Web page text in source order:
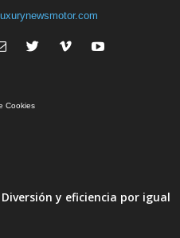
Cookies
y eficiencia por igual